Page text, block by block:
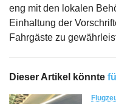
eng mit den lokalen
Einhaltung der
Fahrgäste zu
Dieser Artikel könnte